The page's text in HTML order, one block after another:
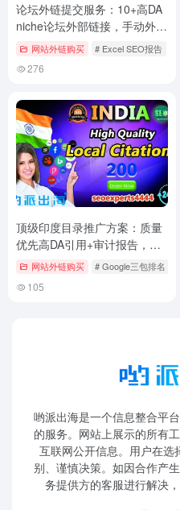
论坛外链提交服务：10+高DA
niche论坛外部链接，手动外链
购买提升跨境电商全球排名
网站外链购买 # Excel SEO报告
276
顶级印度目录推广方案：质量
优先高DA引用+审计报告，专
为独立站卖家打造孟买流量引
网站外链购买 # Google三包排名
105
哟派出海是一个信息整合平
的服务。网站上展示的所有
互联网公开信息。用户在选
别、谨慎决策。如因合作产
务提供方的客服进行解决